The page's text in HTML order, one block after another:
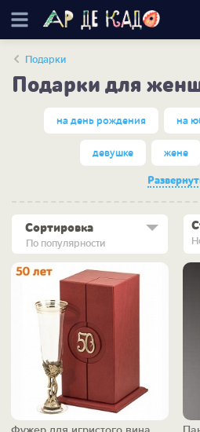
Подарки
Подарки для
на день рождения на
девушке жене
По популярности
Сортировка